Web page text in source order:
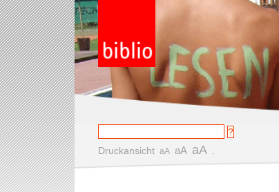
Druckansicht aA aA aA